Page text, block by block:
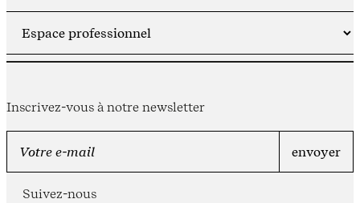
Inscrivez-vous à notre newsletter
Suivez-nous